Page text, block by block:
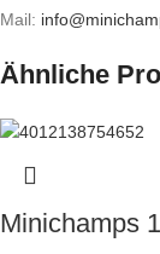
Mail:
Ähnliche
Minichamps